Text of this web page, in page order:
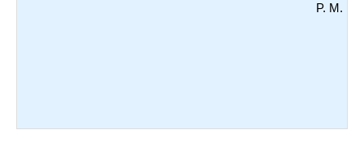
P. M.